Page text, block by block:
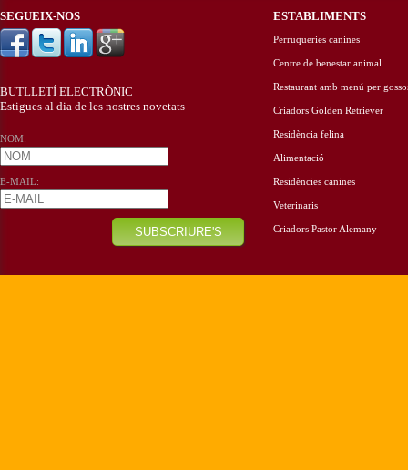
SEGUEIX-NOS
BUTLLETÍ ELECTRÒNIC
Estigues al dia de les nostres novetats
NOM:
E-MAIL:
ESTABLIMENTS
Perruqueries canines
Centre de benestar animal
Restaurant amb menú per
Criadors Golden Retriever
Residència felina
Alimentació
Residències canines
Veterinaris
Criadors Pastor Alemany